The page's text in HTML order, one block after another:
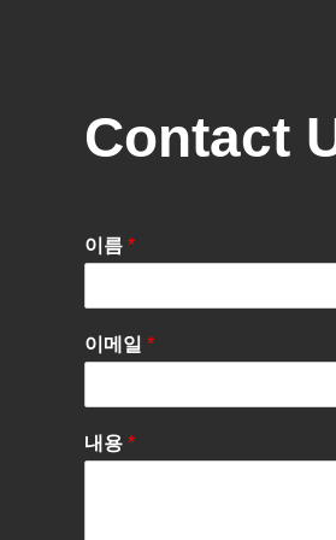
Contact
이름 *
이메일 *
내용 *